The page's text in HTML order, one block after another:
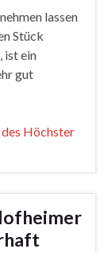
lassen
Stück
ist ein
gut
Höchster